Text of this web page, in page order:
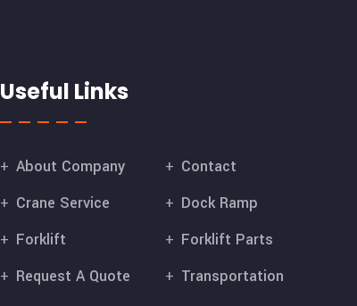
Useful Links
About Company
Contact
Crane Service
Dock Ramp
Forklift
Forklift Parts
Request A Quote
Transportation